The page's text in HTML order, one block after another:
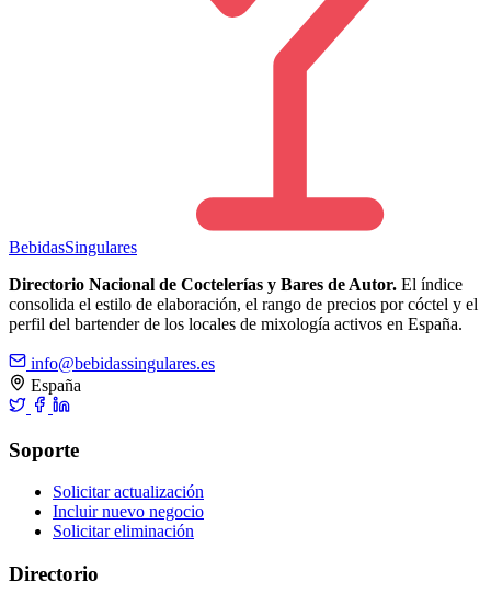
BebidasSingulares
Directorio Nacional de Coctelerías y Bares de Autor. El índice
consolida el estilo de elaboración, el rango de precios por cóctel y el
perfil del bartender de los locales de mixología activos en España.
info@bebidassingulares.es
España
Soporte
Solicitar actualización
Incluir nuevo negocio
Solicitar eliminación
Directorio